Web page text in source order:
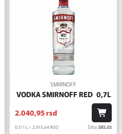
SMIRNOFF
VODKA SMIRNOFF RED 0,7L
2.040,95rsd
0.7/1 L = 2.915,64RSD Šifra:DEL03